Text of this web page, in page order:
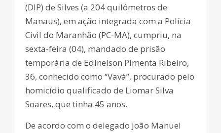
(DIP) de Silves (a 204 quilômetros de
Manaus), em ação integrada com a Polícia
Civil do Maranhão (PC-MA), cumpriu, na
sexta-feira (04), mandado de prisão
temporária de Edinelson Pimenta Ribeiro,
36, conhecido como “Vavá”, procurado pelo
homicídio qualificado de Liomar Silva
Soares, que tinha 45 anos.
De acordo com o delegado João Manuel